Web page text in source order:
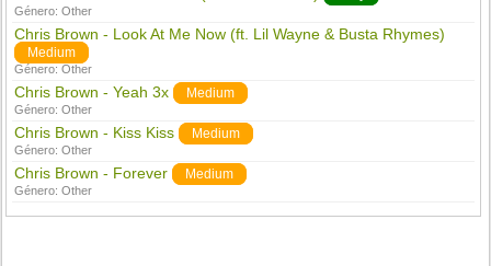
Género:Other
Chris Brown - Look At Me Now (ft. Lil Wayne & Busta Rhymes)
Medium
Género:Other
Chris Brown - Yeah 3x Medium
Género:Other
Chris Brown - Kiss Kiss Medium
Género:Other
Chris Brown - Forever Medium
Género:Other